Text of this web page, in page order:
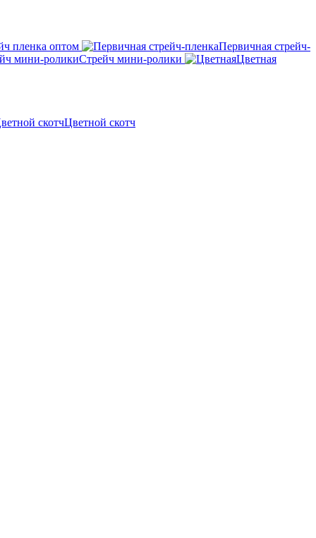
пленка оптом
Первичная стрейч-
Стрейч мини-ролики
Цветная
Цветной скотч